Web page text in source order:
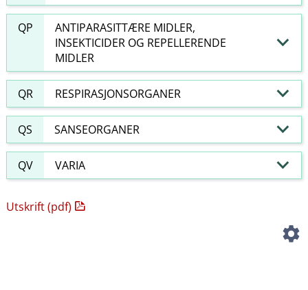
QP
ANTIPARASITTÆRE MIDLER,
INSEKTICIDER OG REPELLERENDE
MIDLER
QR RESPIRASJONSORGANER
QS SANSEORGANER
QV VARIA
Utskrift (pdf)